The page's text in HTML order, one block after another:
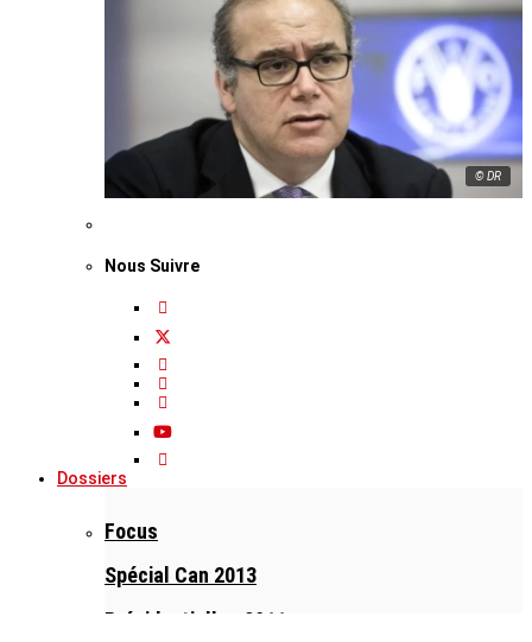
© DR
Nous Suivre
Dossiers
Focus
Spécial Can 2013
Présidentielles 2011